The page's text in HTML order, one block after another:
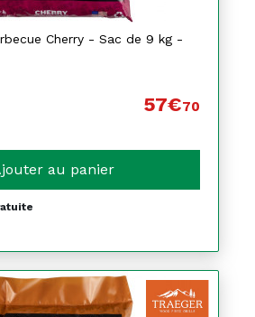
Cherry - Sac de 9 kg -
57€70
au panier